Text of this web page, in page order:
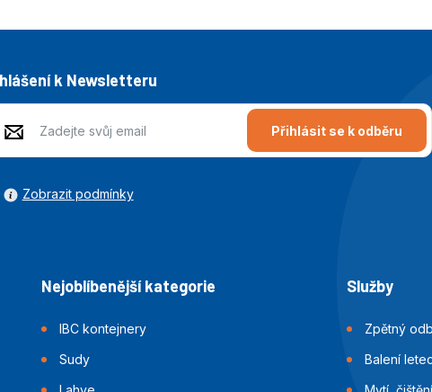
k Newsletteru
Přihlásit se k odběru
Zobrazit podmínky
Nejoblíbenější kategorie
IBC kontejnery
Sudy
Služby
Zpětný
Balení